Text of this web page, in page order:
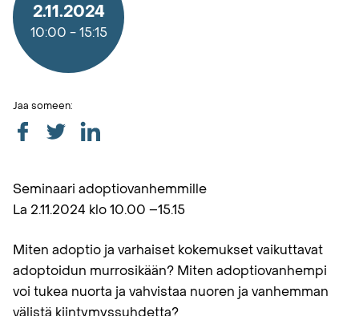
2.11.2024
10:00 -15:15
Jaa someen:
Seminaari adoptiovanhemmille
La 2.11.2024 klo 10.00 –15.15
Miten adoptio ja varhaiset kokemukset vaikuttavat
adoptoidun murrosikään? Miten adoptiovanhempi
voi tukea nuorta ja vahvistaa nuoren ja vanhemman
välistä kiintymyssuhdetta?